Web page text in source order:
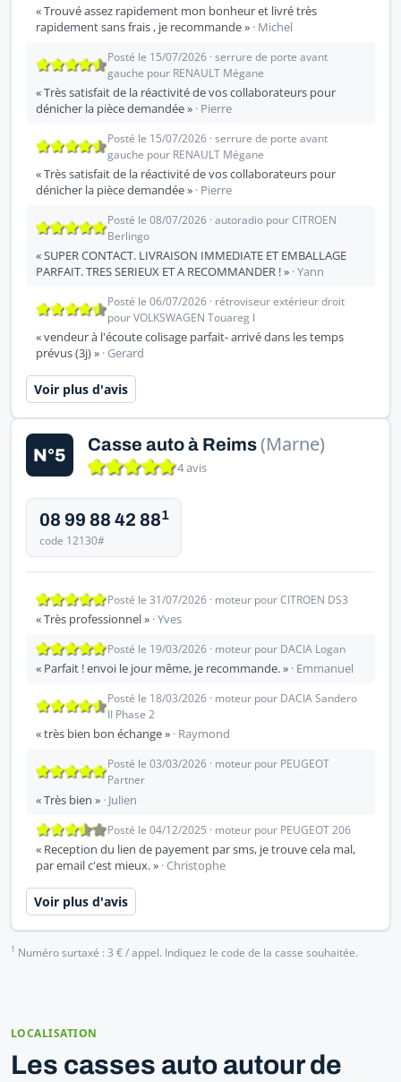
« Trouvé assez rapidement mon bonheur et livré très
rapidement sans frais , je recommande » · Michel
Posté le 15/07/2026 · serrure de porte avant
gauche pour RENAULT Mégane
« Très satisfait de la réactivité de vos collaborateurs pour
dénicher la pièce demandée » · Pierre
Posté le 15/07/2026 · serrure de porte avant
gauche pour RENAULT Mégane
« Très satisfait de la réactivité de vos collaborateurs pour
dénicher la pièce demandée » · Pierre
Posté le 08/07/2026 · autoradio pour CITROEN
Berlingo
« SUPER CONTACT. LIVRAISON IMMEDIATE ET EMBALLAGE
PARFAIT. TRES SERIEUX ET A RECOMMANDER ! » · Yann
Posté le 06/07/2026 · rétroviseur extérieur droit
pour VOLKSWAGEN Touareg I
« vendeur à l'écoute colisage parfait- arrivé dans les temps
prévus (3j) » · Gerard
Voir plus d'avis
N°5
Casse auto à Reims (Marne)
4 avis
08 99 88 42 881
code 12130#
Posté le 31/07/2026 · moteur pour CITROEN DS3
« Très professionnel » · Yves
Posté le 19/03/2026 · moteur pour DACIA Logan
« Parfait ! envoi le jour même, je recommande. » · Emmanuel
Posté le 18/03/2026 · moteur pour DACIA Sandero
II Phase 2
« très bien bon échange » · Raymond
Posté le 03/03/2026 · moteur pour PEUGEOT
Partner
« Très bien » · Julien
Posté le 04/12/2025 · moteur pour PEUGEOT 206
« Reception du lien de payement par sms, je trouve cela mal,
par email c'est mieux. » · Christophe
Voir plus d'avis
1 Numéro surtaxé : 3 € / appel. Indiquez le code de la casse souhaitée.
LOCALISATION
Les casses auto autour de